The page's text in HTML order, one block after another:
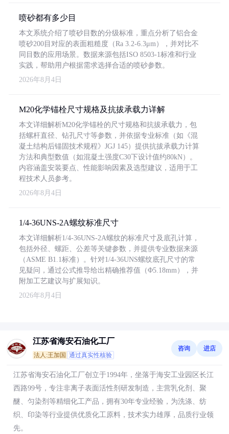
喷砂都有多少目
本文系统介绍了喷砂目数的分级标准，重点分析了铝合金
喷砂200目对应的表面粗糙度（Ra 3.2-6.3μm），并对比不
同目数的应用场景。数据来源包括ISO 8503-1标准和行业
实践，帮助用户根据需求选择合适的喷砂参数。
2026年8月4日
M20化学锚栓尺寸规格及抗拔承载力详解
本文详细解析M20化学锚栓的尺寸规格和抗拔承载力，包
括螺杆直径、钻孔尺寸等参数，并依据专业标准（如《混
凝土结构后锚固技术规程》JGJ 145）提供抗拔承载力计算
方法和典型数值（如混凝土强度C30下设计值约80kN）。
内容涵盖安装要点、性能影响因素及选型建议，适用于工
程技术人员参考。
2026年8月4日
1/4-36UNS-2A螺纹标准尺寸
本文详细解析1/4-36UNS-2A螺纹的标准尺寸及底孔计算，
包括外径、螺距、公差等关键参数，并提供专业数据来源
（ASME B1.1标准）。针对1/4-36UNS螺纹底孔尺寸的常
见疑问，通过公式推导给出精确推荐值（Φ5.18mm），并
附加工艺建议与扩展知识。
2026年8月4日
江苏省海安石油化工厂
法人:王加国 通过真实性核验
咨询 进店
江苏省海安石油化工厂创立于1994年，坐落于海安工业园区长江
西路99号，专注非离子表面活性剂研发制造，主营乳化剂、聚
醚、匀染剂等精细化工产品，拥有30年专业经验，为洗涤、纺
织、印染等行业提供优质化工原料，技术实力雄厚，品质行业领
先。